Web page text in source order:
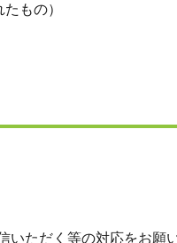
もの）
ただく等の対応をお願い